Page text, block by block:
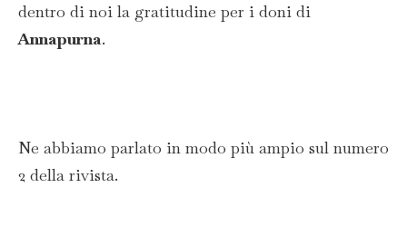
dentro di noi la gratitudine per i doni di
Annapurna.
Ne abbiamo parlato in modo più ampio sul numero
2 della rivista.